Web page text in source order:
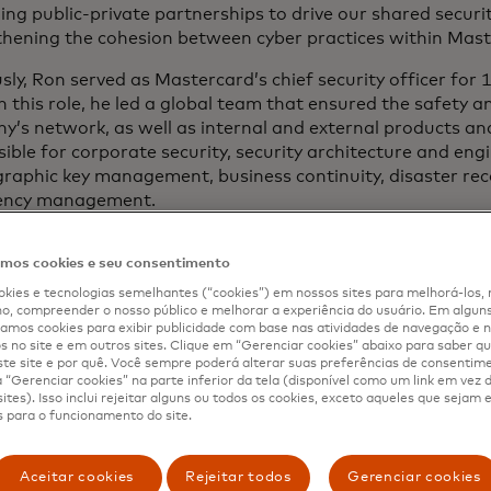
public-private partnerships to drive our shared
the cohesion between cyber practices within
Ron served as Mastercard’s chief security officer for
this role, he led a global team that ensured the safety
network, as well as internal and external products
for corporate security, security architecture and
key management, business continuity, disaster
management.
Mastercard in 2014 after serving as deputy chief
Fidelity Information Services (FIS). Prior to this
and Protections Operations at Blackberry. Ron
across several areas at Bank of America.
extensive experience working with international and
agencies both as a special agent in the U.S. Secret
the U.S. Army. With the Secret Service, Ron worked
He was one of the first agents to receive formal
electronic evidence and worked on a number of
cookies e seu consentimento
e tecnologias semelhantes (“cookies”) em nossos sites para melhorá-los,
compreender o nosso público e melhorar a experiência do usuário. Em
cookies para exibir publicidade com base nas atividades de navegação e
no site e em outros sites. Clique em “Gerenciar cookies” abaixo para saber
site e por quê. Você sempre poderá alterar suas preferências de
cookies” na parte inferior da tela (disponível como um link em vez
Isso inclui rejeitar alguns ou todos os cookies, exceto aqueles que sejam
para o funcionamento do site.
Aceitar cookies Rejeitar todos Gerenciar cookies